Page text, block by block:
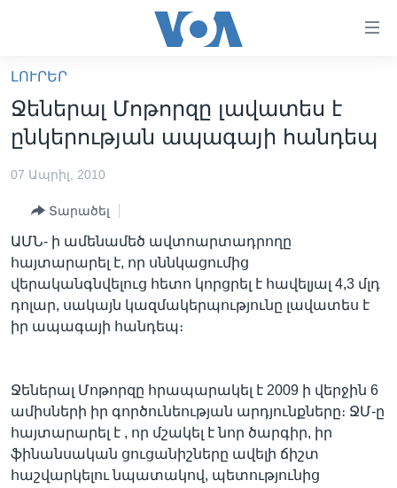
հիմնական
բովանդակությանը
անցնել
հիմնական
բովանդակությանը
բովանդակություն
ԼՈՒՐԵՐ
ՖԻԼՄԵՐ
ՖԻԼՄԵՐ
IN ENGLISH
ՄԵՐ ՄԱՍԻՆ
ՄԵՐ ՄԱՍԻՆ
«ԱՄԵՐԻԿԱՅԻ ՁԱՅՆ»-Ի ԿԱՆՈՆԱԴՐՈՒԹՅՈՒՆ
ՈՒԿՐԱԻՆԱԿԱՆ ՊԱՏԵՐԱԶՄ
Learning English
Լեզուներ
ԼՈՒՐԵՐ
Ջեներալ Մոթորզը լավատես է
ընկերության ապագայի հանդեպ
07 Ապրիլ, 2010
Տարածել
ԱՄՆ- ի ամենամեծ ավտոարտադրողը
հայտարարել է, որ սննկացումից
վերականգնվելուց հետո կորցրել է հավելյալ 4,3 մլդ
դոլար, սակայն կազմակերպությունը լավատես է
իր ապագայի հանդեպ։
Ջեներալ Մոթորզը հրապարակել է 2009 ի վերջին 6
ամիսների իր գործունեության արդյունքները։ ՋՄ-ը
հայտարարել է , որ մշակել է նոր ծարգիր, իր
ֆինանսական ցուցանիշները ավելի ճիշտ
հաշվարկելու նպատակով, պետությունից